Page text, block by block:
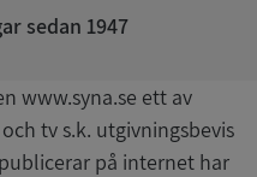
sedan 1947
www.syna.se ett av
tv s.k. utgivningsbevis
på internet har
Google